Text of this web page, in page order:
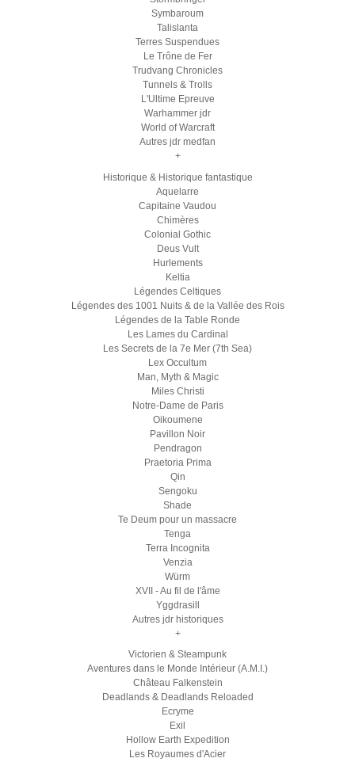
Symbaroum
Talislanta
Terres Suspendues
Le Trône de Fer
Trudvang Chronicles
Tunnels & Trolls
L'Ultime Epreuve
Warhammer jdr
World of Warcraft
Autres jdr medfan
+
Historique & Historique fantastique
Aquelarre
Capitaine Vaudou
Chimères
Colonial Gothic
Deus Vult
Hurlements
Keltia
Légendes Celtiques
Légendes des 1001 Nuits & de la Vallée des Rois
Légendes de la Table Ronde
Les Lames du Cardinal
Les Secrets de la 7e Mer (7th Sea)
Lex Occultum
Man, Myth & Magic
Miles Christi
Notre-Dame de Paris
Oikoumene
Pavillon Noir
Pendragon
Praetoria Prima
Qin
Sengoku
Shade
Te Deum pour un massacre
Tenga
Terra Incognita
Venzia
Würm
XVII - Au fil de l'âme
Yggdrasill
Autres jdr historiques
+
Victorien & Steampunk
Aventures dans le Monde Intérieur (A.M.I.)
Château Falkenstein
Deadlands & Deadlands Reloaded
Ecryme
Exil
Hollow Earth Expedition
Les Royaumes d'Acier